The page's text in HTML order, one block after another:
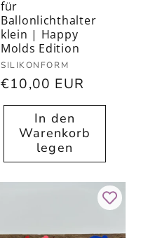
für
Ballonlichthalter
klein | Happy
Molds Edition
Anbieter:
SILIKONFORM
Normaler
Preis
€10,00 EUR
In den
Warenkorb
legen